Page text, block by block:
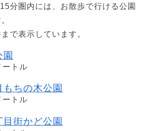
分圏内には、お散歩で行ける公園
で表示しています。
ートル
ちの木公園
ートル
街かど公園